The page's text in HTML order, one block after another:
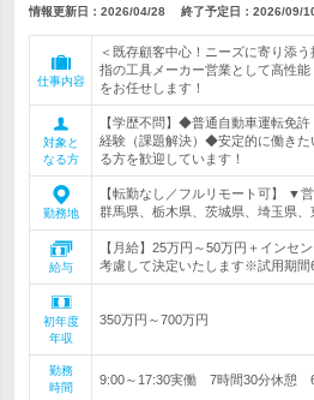
情報更新日：2026/04/28 終了予定日： 2026/09/
仕事内容
＜既存顧客中心！ニーズに寄り添
指の工具メーカー営業として高性
をお任せします！
対象と
なる方
【学歴不問】◆普通自動車運転免
経験（課題解決）◆安定的に働きた
る方を歓迎しています！
勤務地
【転勤なし／フルリモート可】 ▼
群馬県、栃木県、茨城県、埼玉県、
給与
【月給】25万円～50万円＋インセ
考慮して決定いたします※試用期間
初年度
年収
350万円～700万円
勤務
時間
9:00～17:30実働 7時間30分休憩